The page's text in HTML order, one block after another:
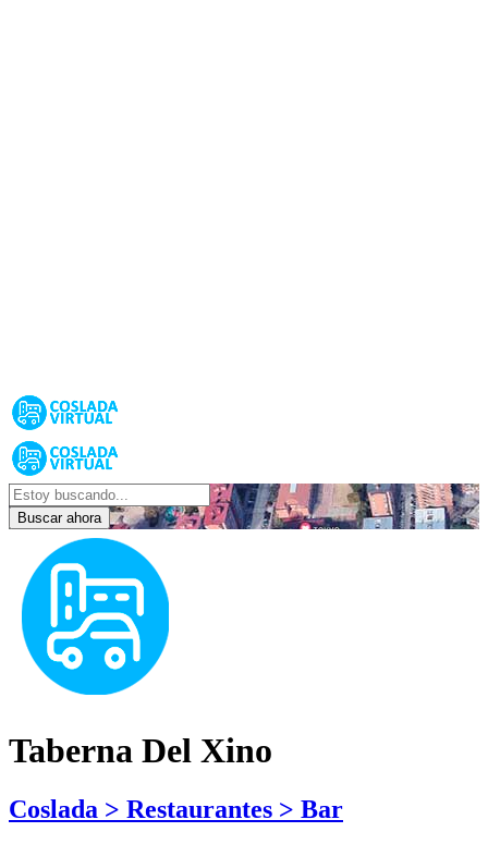
Buscar ahora
Taberna Del Xino
Coslada > Restaurantes > Bar